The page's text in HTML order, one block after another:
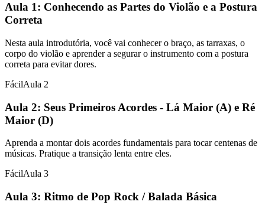
Aula 1: Conhecendo as Partes do Violão e a Postura
Correta
Nesta aula introdutória, você vai conhecer o braço, as tarraxas, o
corpo do violão e aprender a segurar o instrumento com a postura
correta para evitar dores.
FácilAula 2
Aula 2: Seus Primeiros Acordes - Lá Maior (A) e Ré
Maior (D)
Aprenda a montar dois acordes fundamentais para tocar centenas de
músicas. Pratique a transição lenta entre eles.
FácilAula 3
Aula 3: Ritmo de Pop Rock / Balada Básica